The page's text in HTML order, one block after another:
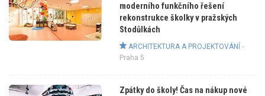
moderního funkčního řešení
rekonstrukce školky v pražských
Stodůlkách
ARCHITEKTURA A PROJEKTOVÁNÍ -
Praha 5
Zpátky do školy! Čas na nákup nové